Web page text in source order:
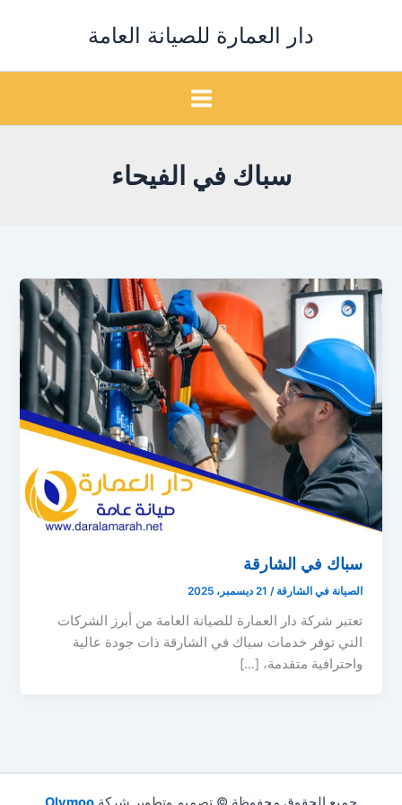
دار العمارة للصيانة العامة
سباك في الفيحاء
سباك في الشارقة
الصيانة في الشارقة / 21 ديسمبر، 2025
تعتبر شركة دار العمارة للصيانة العامة من أبرز الشركات
التي توفر خدمات سباك في الشارقة ذات جودة عالية
واحترافية متقدمة، […]